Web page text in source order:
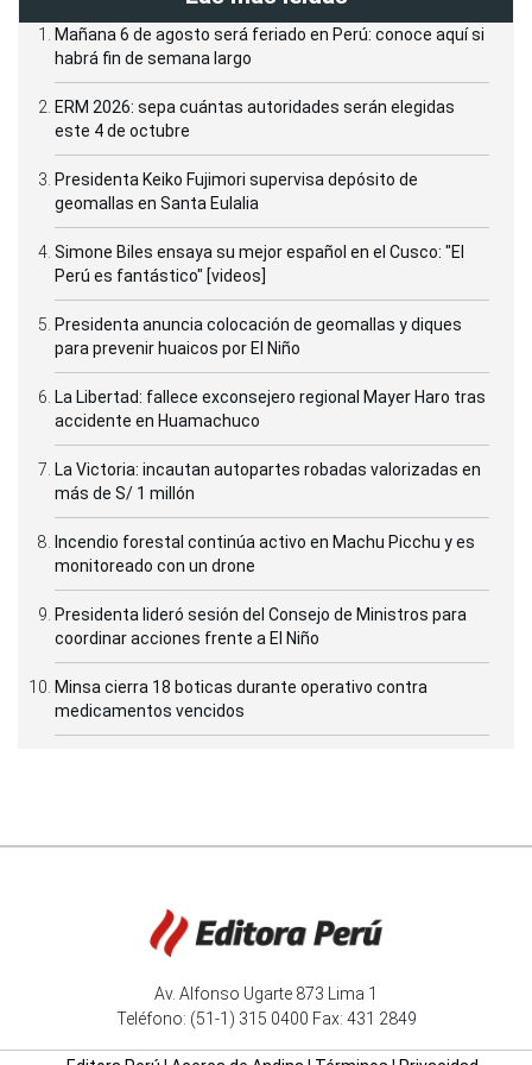
Mañana 6 de agosto será feriado en Perú: conoce aquí si
habrá fin de semana largo
ERM 2026: sepa cuántas autoridades serán elegidas
este 4 de octubre
Presidenta Keiko Fujimori supervisa depósito de
geomallas en Santa Eulalia
Simone Biles ensaya su mejor español en el Cusco: "El
Perú es fantástico" [videos]
Presidenta anuncia colocación de geomallas y diques
para prevenir huaicos por El Niño
La Libertad: fallece exconsejero regional Mayer Haro tras
accidente en Huamachuco
La Victoria: incautan autopartes robadas valorizadas en
más de S/ 1 millón
Incendio forestal continúa activo en Machu Picchu y es
monitoreado con un drone
Presidenta lideró sesión del Consejo de Ministros para
coordinar acciones frente a El Niño
Minsa cierra 18 boticas durante operativo contra
medicamentos vencidos
Av. Alfonso Ugarte 873 Lima 1
Teléfono: (51-1) 315 0400 Fax: 431 2849